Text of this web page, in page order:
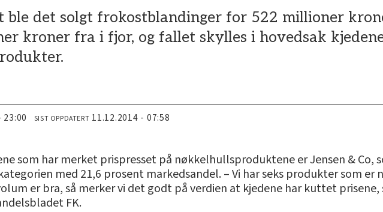
ble det solgt frokostblandinger for 522 millioner
kroner fra i fjor, og fallet skylles i hovedsak
23:00 SIST OPPDATERT 11.12.2014 - 07:58
som har merket prispresset på nøkkelhullsproduktene er Jensen & Co,
med 21,6 prosent markedsandel. – Vi har seks produkter som
er bra, så merker vi det godt på verdien at kjedene har kuttet prisene,
FK.